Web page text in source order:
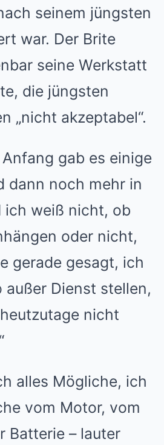
seinem jüngsten
war. Der Brite
seine Werkstatt
die jüngsten
„nicht akzeptabel“.
Anfang gab es einige
dann noch mehr in
ich weiß nicht, ob
oder nicht,
gerade gesagt, ich
außer Dienst stellen,
nicht
alles Mögliche, ich
vom Motor, vom
Batterie – lauter